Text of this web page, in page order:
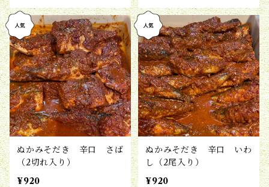
ぬかみそだき 辛口 さば
（2切れ入り）
¥920
ぬかみそだき 辛口 いわ
し（2尾入り）
¥920